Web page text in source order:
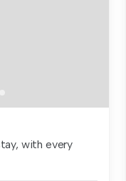
with every